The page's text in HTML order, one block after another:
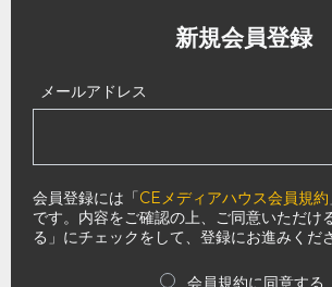
新規会員登録
メールアドレス
会員登録には「CEメディアハウス会員規約
です。内容をご確認の上、ご同意いただけ
る」にチェックをして、登録にお進みくだ
会員規約に同意する